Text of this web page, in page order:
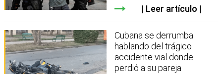
Leer artículo
Cubana se derrumba
hablando del trágico
accidente vial donde
perdió a su pareja